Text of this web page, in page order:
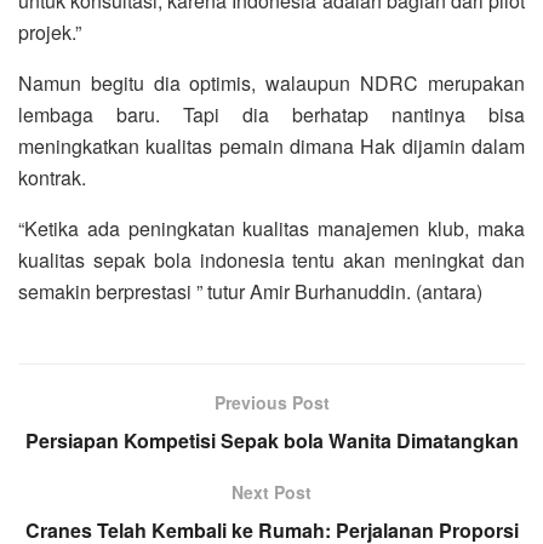
projek.”
Namun begitu dia optimis, walaupun NDRC merupakan
lembaga baru. Tapi dia berhatap nantinya bisa
meningkatkan kualitas pemain dimana Hak dijamin dalam
kontrak.
“Ketika ada peningkatan kualitas manajemen klub, maka
kualitas sepak bola indonesia tentu akan meningkat dan
semakin berprestasi ” tutur Amir Burhanuddin. (antara)
Previous Post
Persiapan Kompetisi Sepak bola Wanita Dimatangkan
Next Post
Cranes Telah Kembali ke Rumah: Perjalanan Proporsi